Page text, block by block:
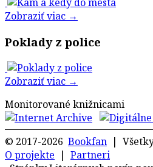
Zobraziť viac →
Poklady z police
Zobraziť viac →
Monitorované knižnicami
© 2017-2026 Bookfan |
O projekte | Partneri